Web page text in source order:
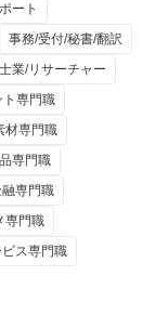
ート
事務/受付/秘書/翻訳
業/リサーチャー
ト専門職
材専門職
専門職
専門職
専門職
ビス専門職